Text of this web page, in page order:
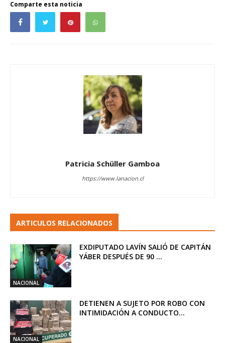
Comparte esta noticia
Patricia Schüller Gamboa
https://www.lanacion.cl
ARTICULOS RELACIONADOS
NACIONAL
EXDIPUTADO LAVÍN SALIÓ DE CAPITÁN
YÁBER DESPUÉS DE 90 ...
NACIONAL
DETIENEN A SUJETO POR ROBO CON
INTIMIDACIÓN A CONDUCTO...